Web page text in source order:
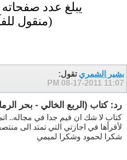
يبلغ عدد صفحاته 402 صفحة
(منقول
بشير الشمري تقول:
08-17-2011 11:07 PM
رد: كتاب (الربع الخالي - بحر
كتاب لا شك ان قيم جدا في مجاله..
لأقرأها في اجازتي التي تمتد الى
شكرا لحمود وشكرا لميمي